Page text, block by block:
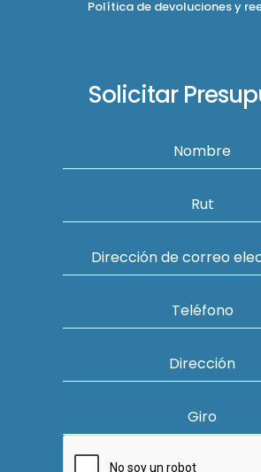
Política de devoluciones y
Solicitar
Nombre
Rut
Dirección de correo
Teléfono
Dirección
Giro